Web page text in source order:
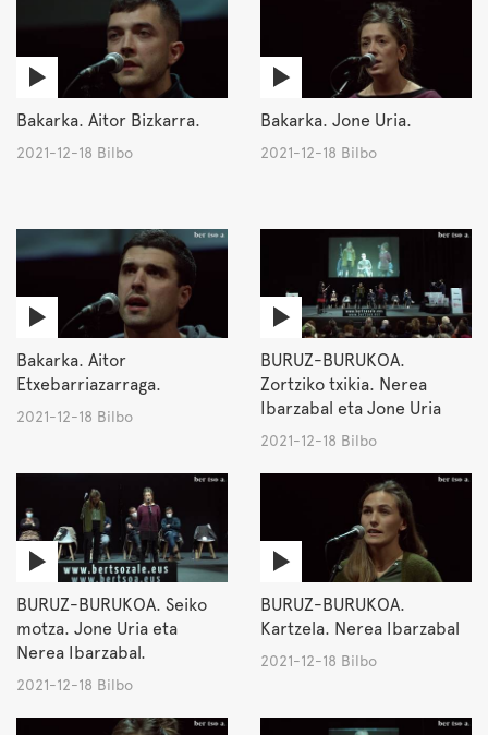
Bakarka. Aitor Bizkarra.
2021-12-18 Bilbo
Bakarka. Jone Uria.
2021-12-18 Bilbo
Bakarka. Aitor
Etxebarriazarraga.
2021-12-18 Bilbo
BURUZ-BURUKOA.
Zortziko txikia. Nerea
Ibarzabal eta Jone Uria
2021-12-18 Bilbo
BURUZ-BURUKOA. Seiko
motza. Jone Uria eta
Nerea Ibarzabal.
2021-12-18 Bilbo
BURUZ-BURUKOA.
Kartzela. Nerea Ibarzabal
2021-12-18 Bilbo